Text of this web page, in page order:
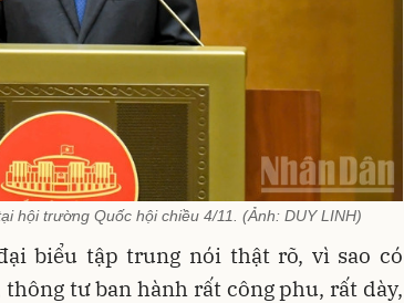
hội trường Quốc hội chiều 4/11. (Ảnh: DUY LINH)
biểu tập trung nói thật rõ, vì sao có
tư ban hành rất công phu, rất dày,